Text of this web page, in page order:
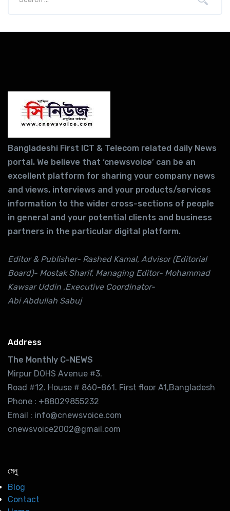
Bangladeshi First ICT & Telecom related daily News
portal. We believe that ‘cnewsvoice’ can be an
excellent platform for sharing your company news
and views, interviews and your products/services
information to the wider cross-sections of people
in general and your potential clients and business
partners in the particular digital platform.
Editor & Publisher- Rashed Kamal, Advisor (Editorial
Board)- Mostak Sharif, Managing Editor- Mohammad
Kawsar Uddin ,Executive Coordinator-
Abi Abdullah Sabuj
Address
The Monthly C-NEWS
Mirpur DOHS Avenue #3.
Road #12. House # 860-861. First floor A1,Bangladesh
Phone : +88029855232
Email : info@cnewsvoice.com
cnewsvoice2002@gmail.com
মেনু
Blog
Contact